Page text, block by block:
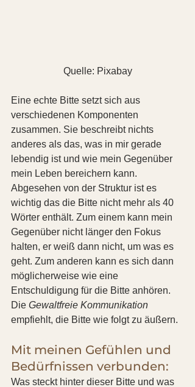
Quelle: Pixabay
Eine echte Bitte setzt sich aus
verschiedenen Komponenten
zusammen. Sie beschreibt nichts
anderes als das, was in mir gerade
lebendig ist und wie mein Gegenüber
mein Leben bereichern kann.
Abgesehen von der Struktur ist es
wichtig das die Bitte nicht mehr als 40
Wörter enthält. Zum einem kann mein
Gegenüber nicht länger den Fokus
halten, er weiß dann nicht, um was es
geht. Zum anderen kann es sich dann
möglicherweise wie eine
Entschuldigung für die Bitte anhören.
Die Gewaltfreie Kommunikation
empfiehlt, die Bitte wie folgt zu äußern.
Mit meinen Gefühlen und
Bedürfnissen verbunden:
Was steckt hinter dieser Bitte und was